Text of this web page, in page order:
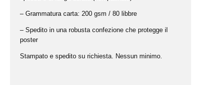
– Grammatura carta: 200 gsm / 80 libbre
– Spedito in una robusta confezione che protegge il
poster
Stampato e spedito su richiesta. Nessun minimo.